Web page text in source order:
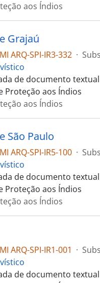
aos Índios
Grajaú
ARQ-SPI-IR3-332 ·
de documento
Proteção aos Índios
aos Índios
São Paulo
ARQ-SPI-IR5-100 ·
de documento
Proteção aos Índios
aos Índios
ARQ-SPI-IR1-001 ·
de documento